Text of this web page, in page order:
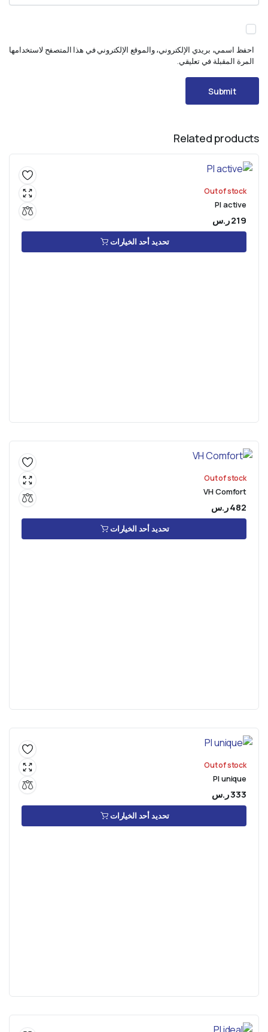
احفظ اسمي، بريدي الإلكتروني، والموقع الإلكتروني في هذا المتصفح لاستخدامها
المرة المقبلة في تعليقي.
Related products
Out of stock
PI active
219ر.س
تحديد أحد الخيارات
Out of stock
VH Comfort
482ر.س
تحديد أحد الخيارات
Out of stock
PI unique
333ر.س
تحديد أحد الخيارات